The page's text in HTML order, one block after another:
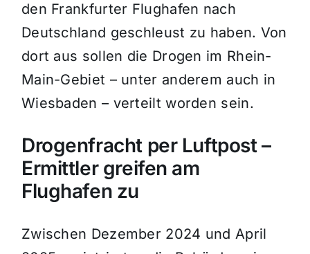
den Frankfurter Flughafen nach
Deutschland geschleust zu haben. Von
dort aus sollen die Drogen im Rhein-
Main-Gebiet – unter anderem auch in
Wiesbaden – verteilt worden sein.
Drogenfracht per Luftpost –
Ermittler greifen am
Flughafen zu
Zwischen Dezember 2024 und April